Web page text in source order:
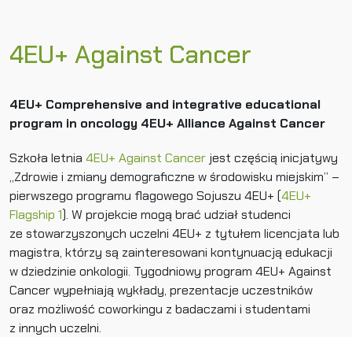
4EU+ Against Cancer
4EU+ Comprehensive and integrative educational
program in oncology 4EU+ Alliance Against Cancer
Szkoła letnia 4EU+ Against Cancer jest częścią inicjatywy
„Zdrowie i zmiany demograficzne w środowisku miejskim” –
pierwszego programu flagowego Sojuszu 4EU+ (4EU+
Flagship 1). W projekcie mogą brać udział studenci
ze stowarzyszonych uczelni 4EU+ z tytułem licencjata lub
magistra, którzy są zainteresowani kontynuacją edukacji
w dziedzinie onkologii. Tygodniowy program 4EU+ Against
Cancer wypełniają wykłady, prezentacje uczestników
oraz możliwość coworkingu z badaczami i studentami
z innych uczelni.